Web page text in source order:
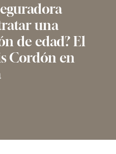
una
de edad? El
Cordón en